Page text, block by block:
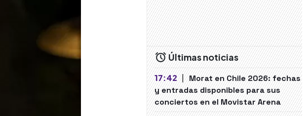
Últimas noticias
17:42 | Morat en Chile 2026: fechas
y entradas disponibles para sus
conciertos en el Movistar Arena